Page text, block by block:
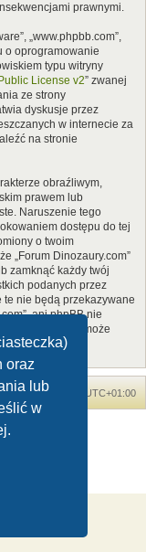
oraz
lub
w
prawnymi.
„www.phpbb.com”,
o oprogramowanie
typu witryny
License v2” zwanej
ze strony
dyskusje przez
w internecie za
na stronie
obraźliwym,
prawem lub
Naruszenie tego
dostępu do tej
o twoim
„Forum Dinozaury.com”
zamknąć każdy twój
podanych przez
nie będą przekazywane
ani phpBB nie
których może
Strefa czasowa UTC+01:00